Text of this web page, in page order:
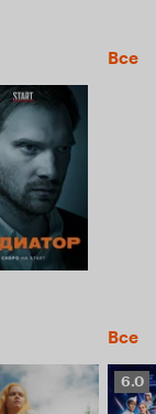
Все
Все
6.0